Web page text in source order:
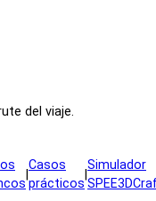
del viaje.
Casos
prácticos
Simulador